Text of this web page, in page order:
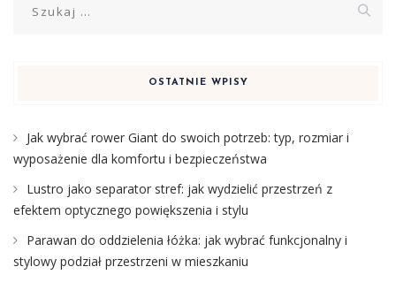
OSTATNIE WPISY
Jak wybrać rower Giant do swoich potrzeb: typ, rozmiar i
wyposażenie dla komfortu i bezpieczeństwa
Lustro jako separator stref: jak wydzielić przestrzeń z
efektem optycznego powiększenia i stylu
Parawan do oddzielenia łóżka: jak wybrać funkcjonalny i
stylowy podział przestrzeni w mieszkaniu